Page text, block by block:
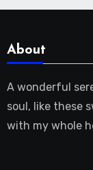
About
A wonderful
soul, like these
with my whole